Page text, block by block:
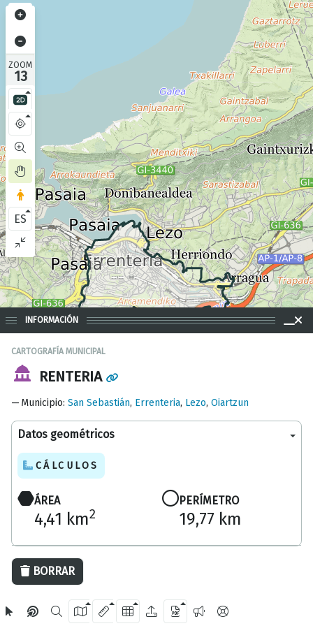
ZOOM
13
ES
OpenStreetMap
INFORMACIÓN
CARTOGRAFÍA MUNICIPAL
RENTERIA
Municipio: San Sebastián, Errenteria, Lezo, Oiartzun
Datos geométricos
CÁLCULOS
ÁREA
4,41 km2
PERÍMETRO
19,77 km
BORRAR